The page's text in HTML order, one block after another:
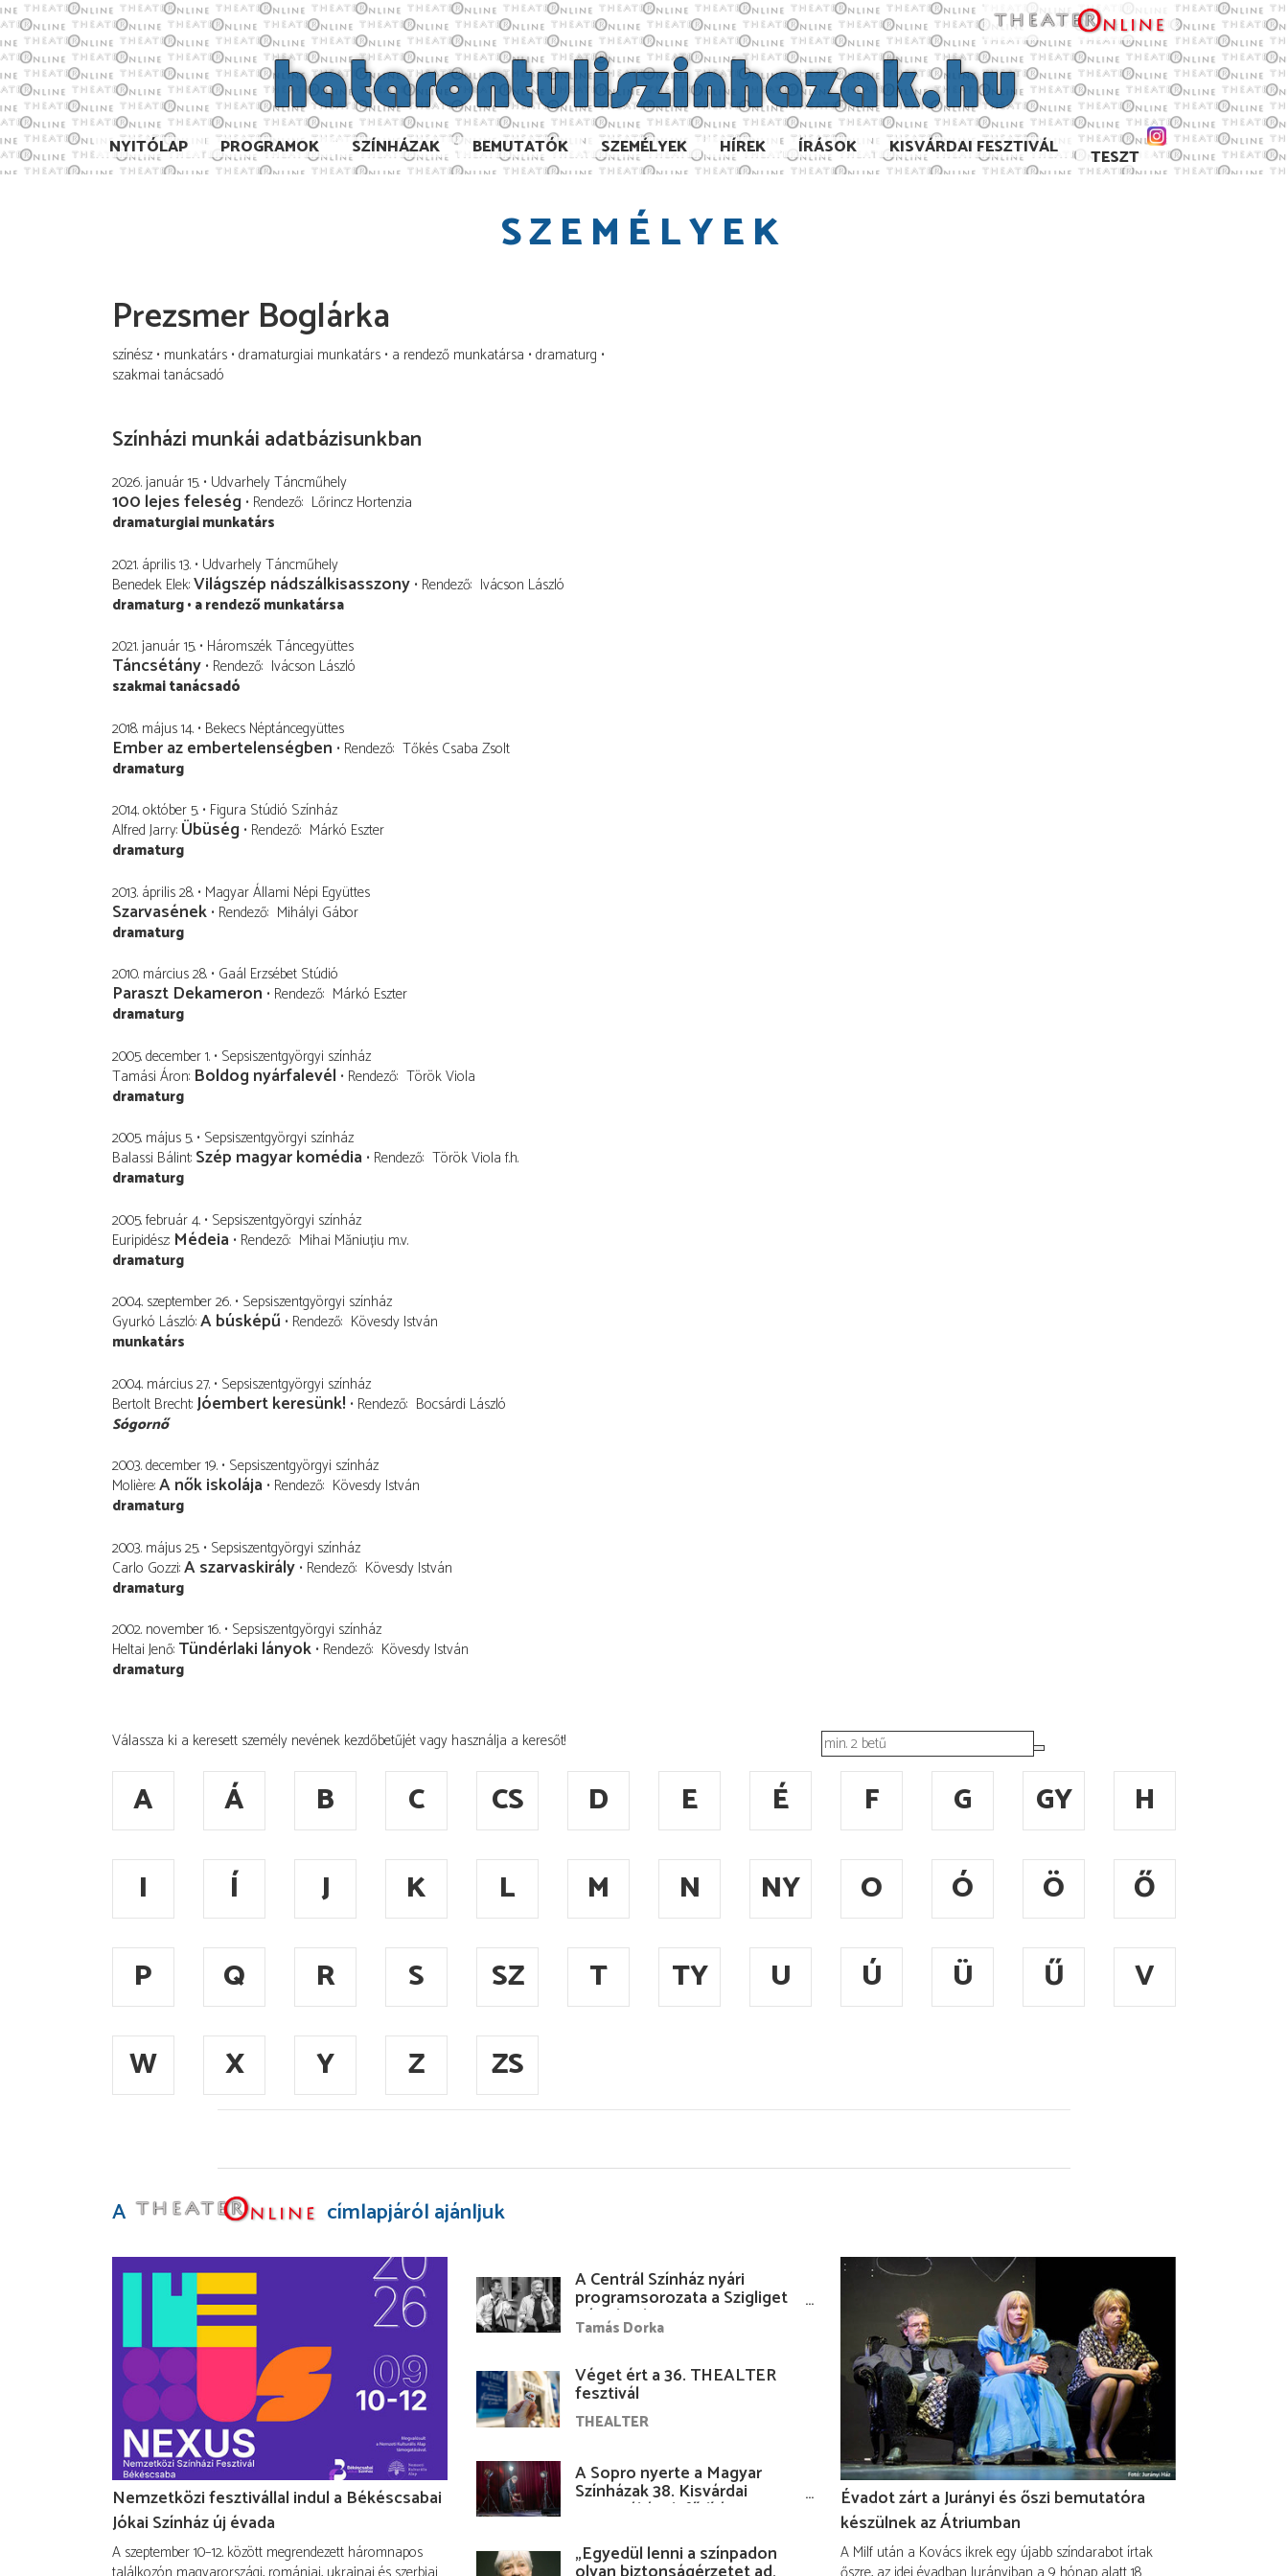
NYITÓLAP PROGRAMOK SZÍNHÁZAK BEMUTATÓK SZEMÉLYEK HÍREK ÍRÁSOK KISVÁRDAI FESZTIVÁL TESZT
SZEMÉLYEK
Prezsmer Boglárka
színész munkatárs dramaturgiai munkatárs a rendező munkatársa dramaturg
szakmai tanácsadó
Színházi munkái adatbázisunkban
2026. január 15. Udvarhely Táncműhely
100 lejes feleség Rendező Lőrincz Hortenzia
dramaturgiai munkatárs
2021. április 13. Udvarhely Táncműhely
Benedek Elek Világszép nádszálkisasszony Rendező Ivácson László
dramaturg a rendező munkatársa
2021. január 15. Háromszék Táncegyüttes
Táncsétány Rendező Ivácson László
szakmai tanácsadó
2018. május 14. Bekecs Néptáncegyüttes
Ember az embertelenségben Rendező Tőkés Csaba Zsolt
dramaturg
2014. október 5. Figura Stúdió Színház
Alfred Jarry Übüség Rendező Márkó Eszter
dramaturg
2013. április 28. Magyar Állami Népi Együttes
Szarvasének Rendező Mihályi Gábor
dramaturg
2010. március 28. Gaál Erzsébet Stúdió
Paraszt Dekameron Rendező Márkó Eszter
dramaturg
2005. december 1. Sepsiszentgyörgyi színház
Tamási Áron Boldog nyárfalevél Rendező Török Viola
dramaturg
2005. május 5. Sepsiszentgyörgyi színház
Balassi Bálint Szép magyar komédia Rendező Török Viola f.h.
dramaturg
2005. február 4. Sepsiszentgyörgyi színház
Euripidész Médeia Rendező Mihai Măniuțiu m.v.
dramaturg
2004. szeptember 26. Sepsiszentgyörgyi színház
Gyurkó László A búsképű Rendező Kövesdy István
munkatárs
2004. március 27. Sepsiszentgyörgyi színház
Bertolt Brecht Jóembert keresünk! Rendező Bocsárdi László
Sógornő
2003. december 19. Sepsiszentgyörgyi színház
Molière A nők iskolája Rendező Kövesdy István
dramaturg
2003. május 25. Sepsiszentgyörgyi színház
Carlo Gozzi A szarvaskirály Rendező Kövesdy István
dramaturg
2002. november 16. Sepsiszentgyörgyi színház
Heltai Jenő Tündérlaki lányok Rendező Kövesdy István
dramaturg
Válassza ki a keresett személy nevének kezdőbetűjét vagy használja a keresőt!
A Á B C CS D E É F G GY
H
I
Í J K L M N NY O Ó Ö
Ő
P
Q R S SZ T TY U Ú Ü Ű
V
W
X Y Z ZS
A címlapjáról ajánljuk
Nemzetközi fesztivállal indul a Békéscsabai
Jókai Színház új évada
A szeptember 10–12. között megrendezett háromnapos
A Centrál Színház nyári
programsorozata a Szigliget
Várudvarban
Tamás Dorka
Véget ért a 36. THEALTER
fesztivál
THEALTER
A Sopro nyerte a Magyar
Színházak 38. Kisvárdai
Fesztiváljának fődíját
„Egyedül lenni a színpadon
Évadot zárt a Jurányi és őszi bemutatóra
készülnek az Átriumban
A Milf után a Kovács ikrek egy újabb színdarabot írtak